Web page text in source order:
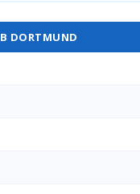
DORTMUND